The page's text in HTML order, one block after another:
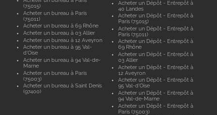
(75015)
Acheter un bureau à Paris
(75011)
Acheter un bureau à 69 Rhône
Acheter un bureau à 03 Allier
Acheter un bureau à 12 Aveyron
Acheter un bureau à 95 Val-
d'Oise
Acheter un bureau à 94 Val-de-
Marne
Acheter un bureau à Paris
(75003)
Acheter un bureau à Saint Denis
(97400)
Acheter un Dépôt - Entrepôt à
40 Landes
Acheter un Dépôt - Entrepôt à
Paris (75015)
Acheter un Dépôt - Entrepôt à
Paris (75011)
Acheter un Dépôt - Entrepôt à
69 Rhône
Acheter un Dépôt - Entrepôt à
03 Allier
Acheter un Dépôt - Entrepôt à
12 Aveyron
Acheter un Dépôt - Entrepôt à
95 Val-d'Oise
Acheter un Dépôt - Entrepôt à
94 Val-de-Marne
Acheter un Dépôt - Entrepôt à
Paris (75003)